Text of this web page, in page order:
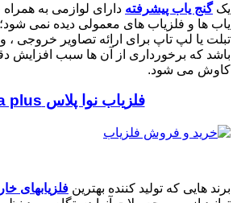
یکگنج یاب پیشرفته دارای لوازمی به
یاب ها و فلزیاب های معمولی دیده نمی
تبلت یا لپ تاپ برای ارائه تصاویر خروجی
باشد که برخورداری از آن ها سبب افزایش
کاوش می شود.
فلزیاب نوا پلاس nova plus
برند هایی که تولید کننده بهترین فلزیابهای